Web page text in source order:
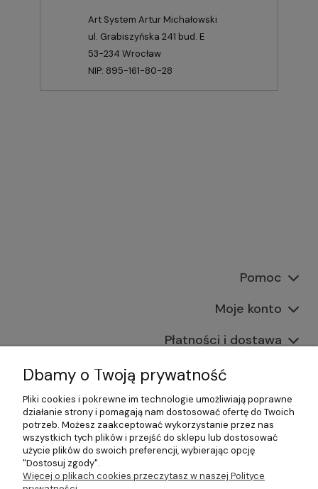
Art System Artur Michałowski
ul. Grabiszyńska 241 bud. E
53-234 Wrocław
NIP: 895-161-80-28
Pomoc
Moje konto
Płatności i dostawa
Informacje
O nas
©2026 Wszelkie Prawa Zastrzeżone | Gastrosklep |
Wyposażenie gastronomii, restauracji oraz barów
Dbamy o Twoją prywatność
Pliki cookies i pokrewne im technologie umożliwiają poprawne
działanie strony i pomagają nam dostosować ofertę do Twoich
potrzeb. Możesz zaakceptować wykorzystanie przez nas
wszystkich tych plików i przejść do sklepu lub dostosować
użycie plików do swoich preferencji, wybierając opcję
"Dostosuj zgody".
Więcej o plikach cookies przeczytasz w naszej Polityce